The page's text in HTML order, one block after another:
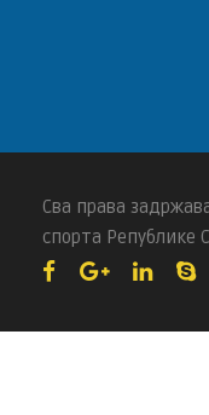
Сва права
спорта Републике